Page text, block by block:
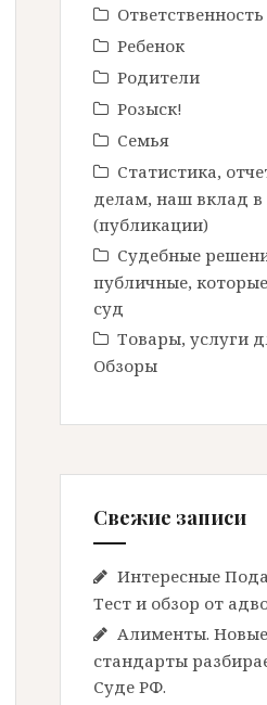
Ответственность
Ребенок
Родители
Розыск!
Семья
Статистика,
делам, наш вклад в
(публикации)
Судебные
публичные,
суд
Товары, услуги
Обзоры
Свежие записи
Интересные
Тест и обзор от
Алименты.
стандарты
Суде РФ.